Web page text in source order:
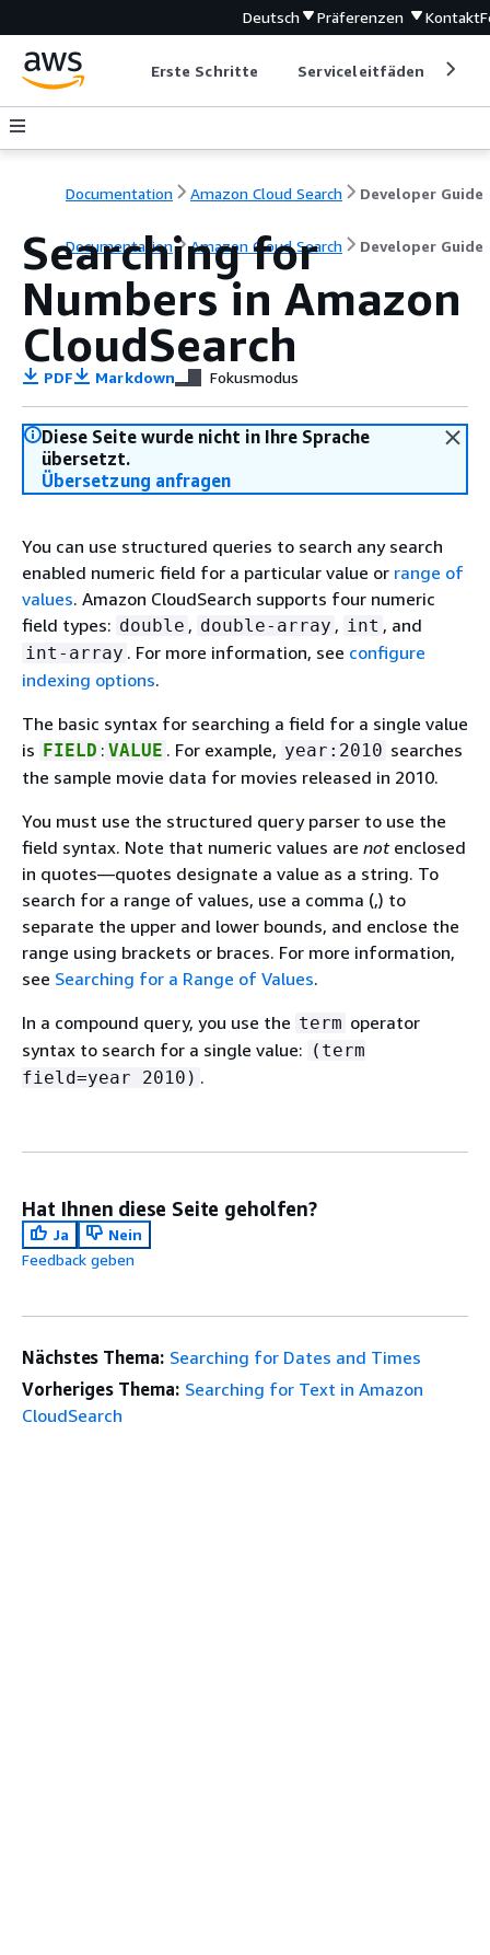
Deutsch Präferenzen Kontakt
Erste Schritte Serviceleitfäden
Documentation Amazon Cloud Search Developer Guide
Documentation Amazon Cloud Search Developer Guide
Searching for
Numbers in Amazon
CloudSearch
PDF Markdown Fokusmodus
Diese Seite wurde nicht in Ihre Sprache
übersetzt.
Übersetzung anfragen
You can use structured queries to search any search
enabled numeric field for a particular value or range of
values. Amazon CloudSearch supports four numeric
field types: double , double-array , int , and
int-array . For more information, see configure
indexing options.
The basic syntax for searching a field for a single value
is FIELD : VALUE . For example, year:2010 searches
the sample movie data for movies released in 2010.
You must use the structured query parser to use the
field syntax. Note that numeric values are notenclosed
in quotes—quotes designate a value as a string. To
search for a range of values, use a comma (,) to
separate the upper and lower bounds, and enclose the
range using brackets or braces. For more information,
see Searching for a Range of Values.
In a compound query, you use the term operator
syntax to search for a single value: (term
field=year 2010) .
Hat Ihnen diese Seite geholfen?
Ja
Nein
Feedback geben
Nächstes Thema: Searching for Dates and Times
Vorheriges Thema: Searching for Text in Amazon
CloudSearch